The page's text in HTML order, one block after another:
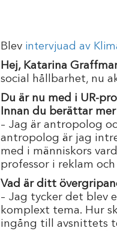
Blev intervjuad av
Hej, Katarina
social hållbarhet, nu
Du är nu med i UR-
Innan du berättar
– Jag är antropolog
antropolog är jag
med i människors
professor i reklam
Vad är ditt
– Jag tycker det blev
komplext tema. Hur
ingång till avsnittets